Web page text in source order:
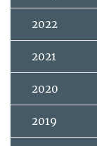
2022
2021
2020
2019